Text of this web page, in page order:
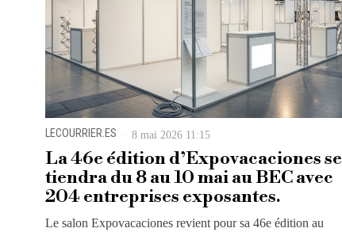
LECOURRIER.ES 8 mai 2026 11:15
La 46e édition d’Expovacaciones se
tiendra du 8 au 10 mai au BEC avec
204 entreprises exposantes.
Le salon Expovacaciones revient pour sa 46e édition au